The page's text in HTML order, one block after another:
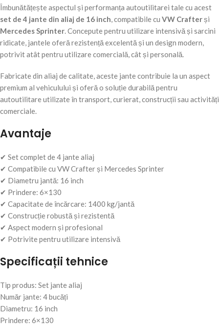
Îmbunătățește aspectul și performanța autoutilitarei tale cu acest
set de 4 jante din aliaj de 16 inch, compatibile cu VW Crafterși
Mercedes Sprinter. Concepute pentru utilizare intensivă și sarcini
ridicate, jantele oferă rezistență excelentă și un design modern,
potrivit atât pentru utilizare comercială, cât și personală.
Fabricate din aliaj de calitate, aceste jante contribuie la un aspect
premium al vehiculului și oferă o soluție durabilă pentru
autoutilitare utilizate în transport, curierat, construcții sau activități
comerciale.
Avantaje
✔ Set complet de 4 jante aliaj
✔ Compatibile cu VW Crafter și Mercedes Sprinter
✔ Diametru jantă: 16 inch
✔ Prindere: 6×130
✔ Capacitate de încărcare: 1400 kg/jantă
✔ Construcție robustă și rezistentă
✔ Aspect modern și profesional
✔ Potrivite pentru utilizare intensivă
Specificații tehnice
Tip produs: Set jante aliaj
Număr jante: 4 bucăți
Diametru: 16 inch
Prindere: 6×130